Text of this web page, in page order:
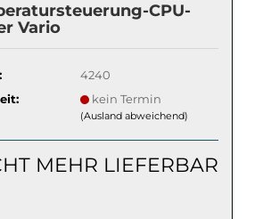
vergessen?
CPU-
Vario
4240
kein Termin
(Ausland abweichend)
MEHR LIEFERBAR